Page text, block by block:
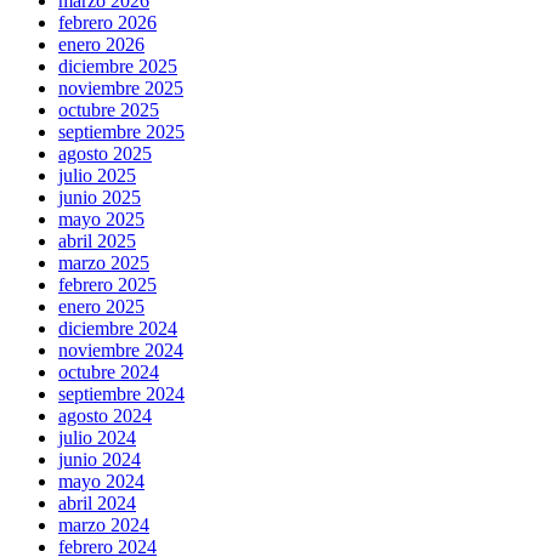
febrero 2026
enero 2026
diciembre 2025
noviembre 2025
octubre 2025
septiembre 2025
agosto 2025
julio 2025
junio 2025
mayo 2025
abril 2025
marzo 2025
febrero 2025
enero 2025
diciembre 2024
noviembre 2024
octubre 2024
septiembre 2024
agosto 2024
julio 2024
junio 2024
mayo 2024
abril 2024
marzo 2024
febrero 2024